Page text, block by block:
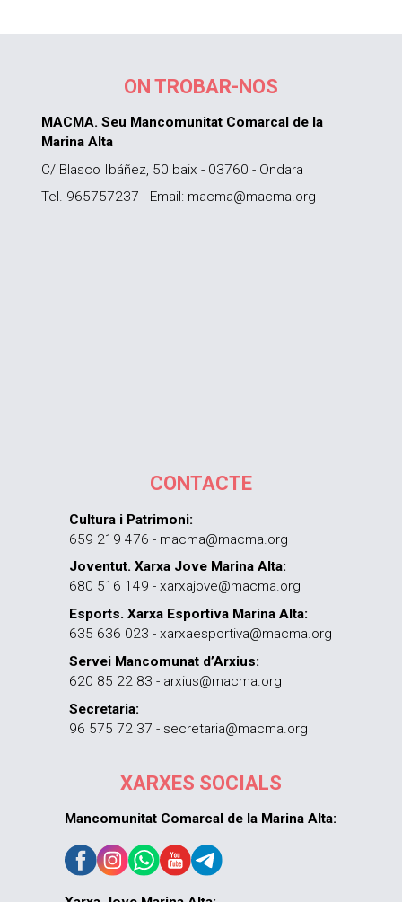
ON TROBAR-NOS
MACMA. Seu Mancomunitat Comarcal de la
Marina Alta
C/ Blasco Ibáñez, 50 baix - 03760 - Ondara
Tel. 965757237 - Email: macma@macma.org
CONTACTE
Cultura i Patrimoni:
659 219 476 - macma@macma.org
Joventut. Xarxa Jove Marina Alta:
680 516 149 - xarxajove@macma.org
Esports. Xarxa Esportiva Marina Alta:
635 636 023 - xarxaesportiva@macma.org
Servei Mancomunat d’Arxius:
620 85 22 83 - arxius@macma.org
Secretaria:
96 575 72 37 - secretaria@macma.org
XARXES SOCIALS
Mancomunitat Comarcal de la Marina Alta: